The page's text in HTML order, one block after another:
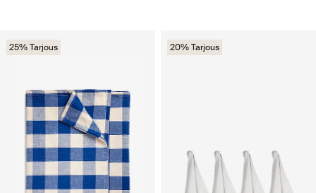
25% Tarjous 20% Tarjous